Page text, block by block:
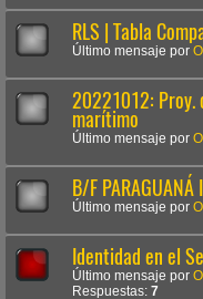
RLS | Tabla
Último mensaje por
20221012: Proy.
marítimo
Último mensaje por
B/F
Último mensaje por
Identidad en el
Último mensaje por
Respuestas: 7